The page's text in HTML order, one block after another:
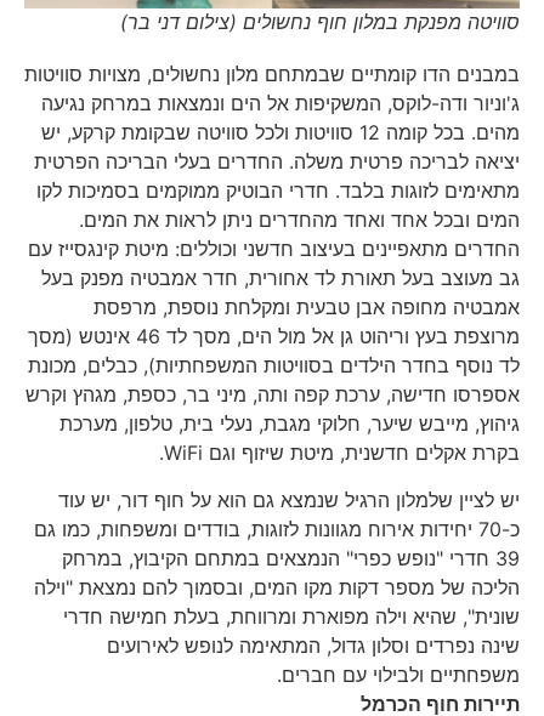
סוויטה מפנקת במלון חוף נחשולים (צילום דני בר)
במבנים הדו קומתיים שבמתחם מלון נחשולים, מצויות סוויטות
ג'וניור ודה-לוקס, המשקיפות אל הים ונמצאות במרחק נגיעה
מהים. בכל קומה 12 סוויטות ולכל סוויטה שבקומת קרקע, יש
יציאה לבריכה פרטית משלה. החדרים בעלי הבריכה הפרטית
מתאימים לזוגות בלבד. חדרי הבוטיק ממוקמים בסמיכות לקו
המים ובכל אחד ואחד מהחדרים ניתן לראות את המים.
החדרים מתאפיינים בעיצוב חדשני וכוללים: מיטת קינגסייז עם
גב מעוצב בעל תאורת לד אחורית, חדר אמבטיה מפנק בעל
אמבטיה מחופה אבן טבעית ומקלחת נוספת, מרפסת
מרוצפת בעץ וריהוט גן אל מול הים, מסך לד 46 אינטש (מסך
לד נוסף בחדר הילדים בסוויטות המשפחתיות), כבלים, מכונת
אספרסו חדישה, ערכת קפה ותה, מיני בר, כספת, מגהץ וקרש
גיהוץ, מייבש שיער, חלוקי מגבת, נעלי בית, טלפון, מערכת
בקרת אקלים חדשנית, מיטת שיזוף וגם WiFi.
יש לציין שלמלון הרגיל שנמצא גם הוא על חוף דור, יש עוד
כ-70 יחידות אירוח מגוונות לזוגות, בודדים ומשפחות, כמו גם
39 חדרי "נופש כפרי" הנמצאים במתחם הקיבוץ, במרחק
הליכה של מספר דקות מקו המים, ובסמוך להם נמצאת "וילה
שונית", שהיא וילה מפוארת ומרווחת, בעלת חמישה חדרי
שינה נפרדים וסלון גדול, המתאימה לנופש לאירועים
משפחתיים ולבילוי עם חברים.
תיירות חוף הכרמל